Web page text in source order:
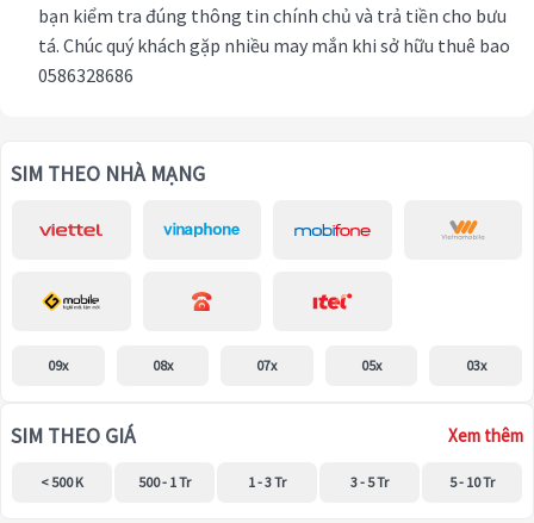
bạn kiểm tra đúng thông tin chính chủ và trả tiền cho bưu
tá. Chúc quý khách gặp nhiều may mắn khi sở hữu thuê bao
0586328686
SIM THEO NHÀ MẠNG
09x 08x 07x 05x 03x
SIM THEO GIÁ Xem thêm
< 500 K 500 - 1 Tr 1 - 3 Tr 3 - 5 Tr 5 - 10 Tr